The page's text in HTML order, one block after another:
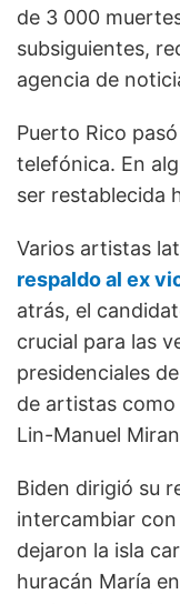
de 3 000
subsiguientes,
agencia de
Puerto Rico
telefónica. En
ser restablecida
Varios artistas
respaldo al ex
atrás, el
crucial para las
presidenciales
de artistas como
Lin-Manuel
Biden dirigió su
intercambiar
dejaron la isla
huracán María